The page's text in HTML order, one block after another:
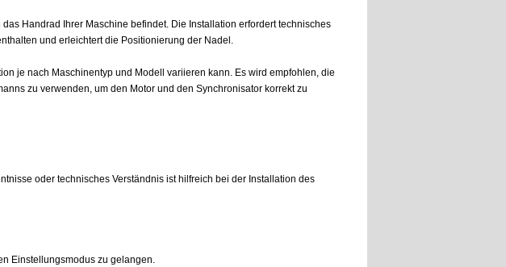
Handrad Ihrer Maschine befindet. Die Installation erfordert technisches
und erleichtert die Positionierung der Nadel.
je nach Maschinentyp und Modell variieren kann. Es wird empfohlen, die
zu verwenden, um den Motor und den Synchronisator korrekt zu
oder technisches Verständnis ist hilfreich bei der Installation des
Einstellungsmodus zu gelangen.